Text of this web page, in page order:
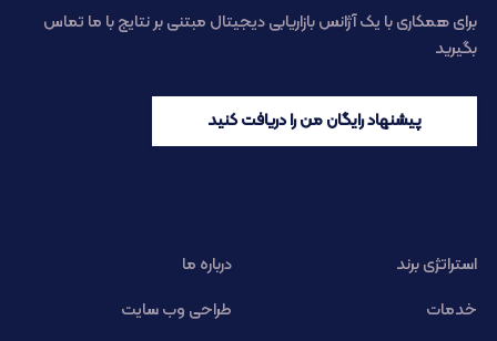
برای همکاری با یک آژانس بازاریابی دیجیتال مبتنی بر نتایج با ما تماس
بگیرید
پیشنهاد رایگان من را دریافت کنید
استراتژی برند
درباره ما
خدمات
طراحی وب سایت